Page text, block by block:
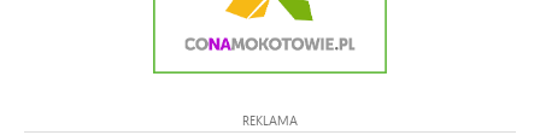
REKLAMA